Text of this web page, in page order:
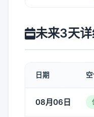
未来3天
日期
08月06日